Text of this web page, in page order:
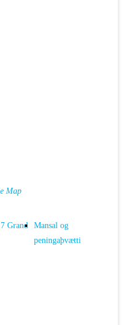
Map
Grand
Mansal og
peningaþvætti